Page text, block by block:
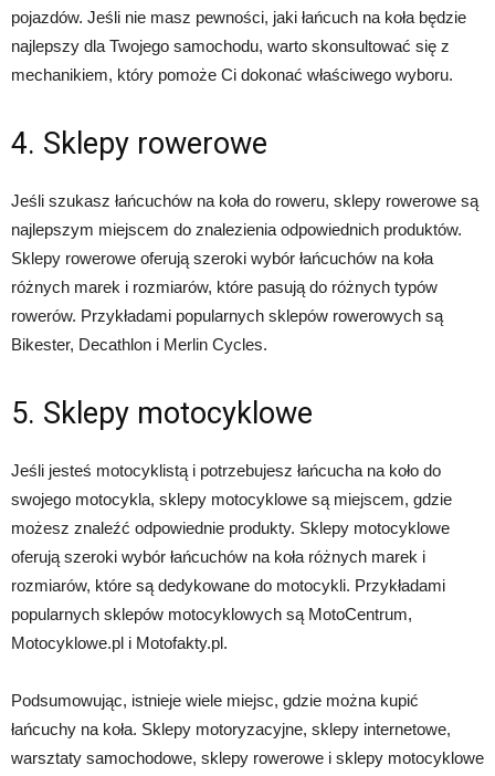
pojazdów. Jeśli nie masz pewności, jaki łańcuch na koła będzie
najlepszy dla Twojego samochodu, warto skonsultować się z
mechanikiem, który pomoże Ci dokonać właściwego wyboru.
4. Sklepy rowerowe
Jeśli szukasz łańcuchów na koła do roweru, sklepy rowerowe są
najlepszym miejscem do znalezienia odpowiednich produktów.
Sklepy rowerowe oferują szeroki wybór łańcuchów na koła
różnych marek i rozmiarów, które pasują do różnych typów
rowerów. Przykładami popularnych sklepów rowerowych są
Bikester, Decathlon i Merlin Cycles.
5. Sklepy motocyklowe
Jeśli jesteś motocyklistą i potrzebujesz łańcucha na koło do
swojego motocykla, sklepy motocyklowe są miejscem, gdzie
możesz znaleźć odpowiednie produkty. Sklepy motocyklowe
oferują szeroki wybór łańcuchów na koła różnych marek i
rozmiarów, które są dedykowane do motocykli. Przykładami
popularnych sklepów motocyklowych są MotoCentrum,
Motocyklowe.pl i Motofakty.pl.
Podsumowując, istnieje wiele miejsc, gdzie można kupić
łańcuchy na koła. Sklepy motoryzacyjne, sklepy internetowe,
warsztaty samochodowe, sklepy rowerowe i sklepy motocyklowe